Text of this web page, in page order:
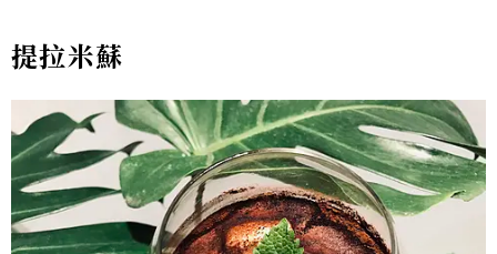
提拉米蘇